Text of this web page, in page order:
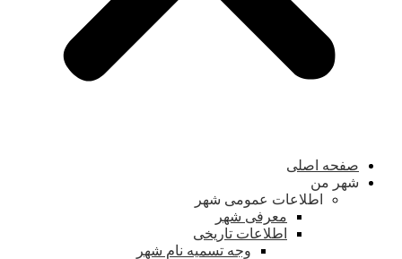
صفحه اصلی
شهر من
اطلاعات عمومی شهر
معرفی شهر
اطلاعات تاریخی
وجه تسمیه نام شهر